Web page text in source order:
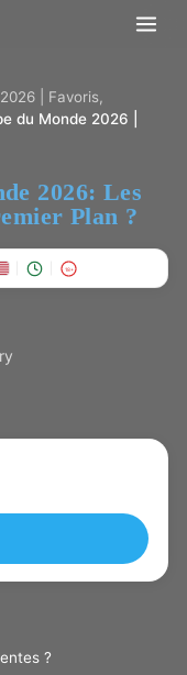
| Favoris,
du Monde 2026 |
2026: Les
Plan ?
18+
?